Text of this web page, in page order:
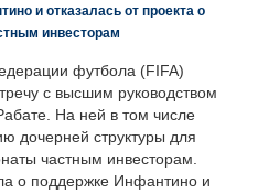
и отказалась от проекта о
инвесторам
футбола (FIFA)
с высшим руководством
На ней в том числе
дочерней структуры для
частным инвесторам.
о поддержке Инфантино и